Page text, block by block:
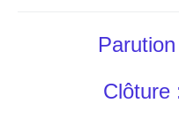
Clôture